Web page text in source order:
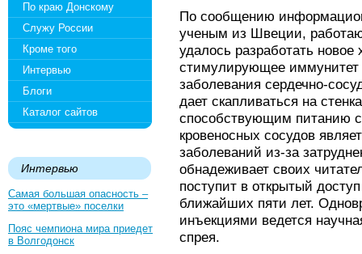
По краю Донскому
Служу России
Кроме того
Интервью
Блоги
Каталог сайтов
Интервью
Самая большая опасность –
это «мертвые» поселки
Пояс чемпиона мира приедет
в Волгодонск
По сообщению
ученым из Швеции,
удалось разработать
стимулирующее
заболевания сердечно-
дает скапливаться на
способствующим питанию
кровеносных сосудов
заболеваний из-за
обнадеживает своих
поступит в открытый
ближайших пяти лет.
инъекциями ведется
спрея.